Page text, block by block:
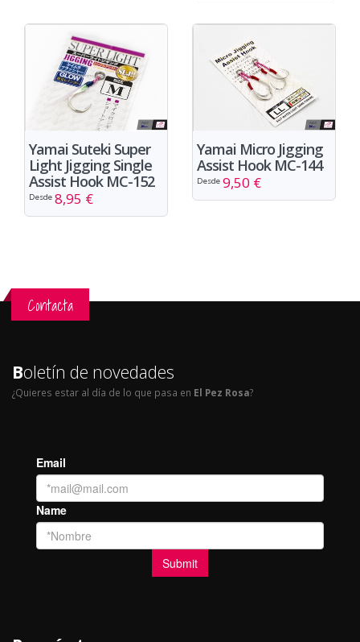
Yamai Suteki Super
Light Jigging Single
Assist Hook MC-152
Desde 8,95 €
Yamai Micro Jigging
Assist Hook MC-144
Desde 9,50 €
Contacta
Boletín de novedades
¿Quieres estar al día de lo que pasa en El Pez Rosa?